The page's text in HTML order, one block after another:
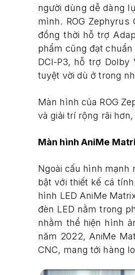
người dùng dễ dàng
mình. ROG
đồng thời hỗ trợ
phẩm cũng đạt chuẩn
DCI-P3, hỗ trợ
tuyệt vời dù ở trong
Màn hình của ROG
và giải trí rộng rãi
Màn hình AniMe
Ngoài cấu hình mạnh
bật với thiết kế cá
hình LED AniMe
đèn LED nằm trong
nhằm thể hiện hình
năm 2022, AniMe
CNC, mang tới hàng